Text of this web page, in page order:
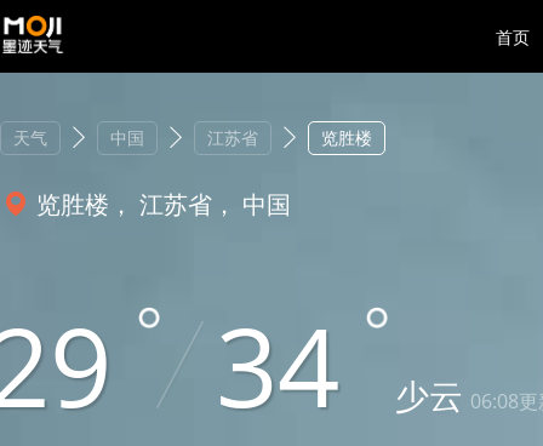
首页
天气 中国 江苏省 览胜楼
览胜楼， 江苏省， 中国
34 少云 06:08